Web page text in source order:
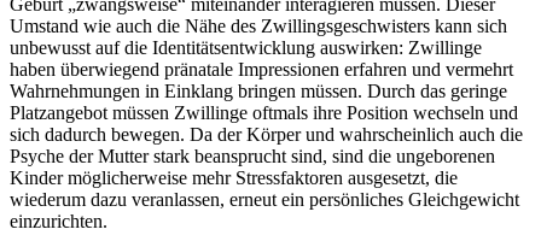
Geburt „zwangsweise“ miteinander interagieren müssen. Dieser
Umstand wie auch die Nähe des Zwillingsgeschwisters kann sich
unbewusst auf die Identitätsentwicklung auswirken: Zwillinge
haben überwiegend pränatale Impressionen erfahren und vermehrt
Wahrnehmungen in Einklang bringen müssen. Durch das geringe
Platzangebot müssen Zwillinge oftmals ihre Position wechseln und
sich dadurch bewegen. Da der Körper und wahrscheinlich auch die
Psyche der Mutter stark beansprucht sind, sind die ungeborenen
Kinder möglicherweise mehr Stressfaktoren ausgesetzt, die
wiederum dazu veranlassen, erneut ein persönliches Gleichgewicht
einzurichten.